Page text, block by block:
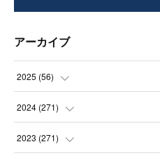
アーカイブ
2025 (56)
(14
(21
2024 (271)
(21
2023 (271)